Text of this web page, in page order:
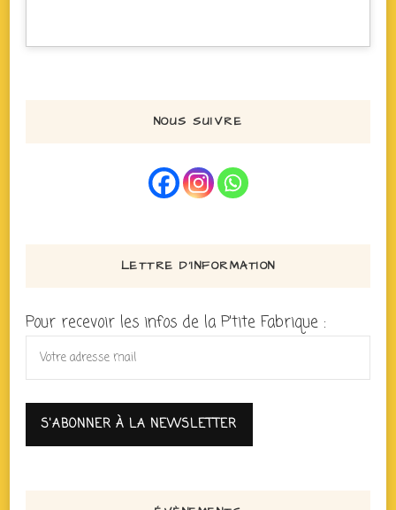
NOUS SUIVRE
LETTRE D’INFORMATION
Pour recevoir les infos de la P'tite Fabrique :